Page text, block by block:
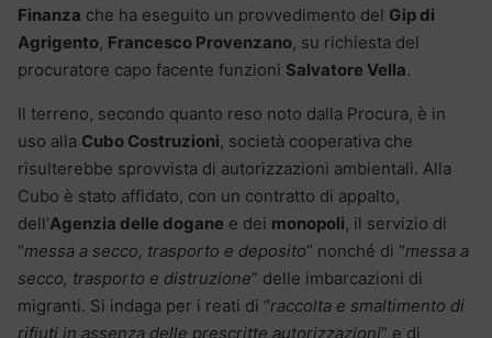
Finanza che ha eseguito un provvedimento del Gip di
Agrigento, Francesco Provenzano, su richiesta del
procuratore capo facente funzioni Salvatore Vella.
Il terreno, secondo quanto reso noto dalla Procura, è in
uso alla Cubo Costruzioni, società cooperativa che
risulterebbe sprovvista di autorizzazioni ambientali. Alla
Cubo è stato affidato, con un contratto di appalto,
dell’Agenzia delle dogane e dei monopoli, il servizio di
“messa a secco, trasporto e deposito” nonché di “messa a
secco, trasporto e distruzione” delle imbarcazioni di
migranti. Si indaga per i reati di “raccolta e smaltimento di
rifiuti in assenza delle prescritte autorizzazioni” e di